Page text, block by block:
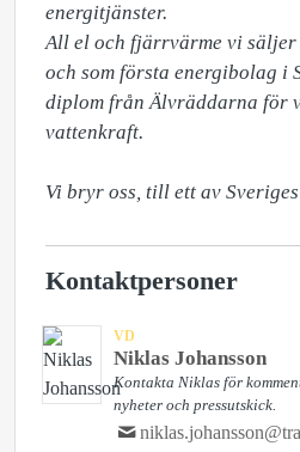
energitjänster.
All el och fjärrvärme vi
och som första energibolag i
diplom från Älvräddarna för
vattenkraft.
Vi bryr oss, till ett av
Kontaktpersoner
VD
Niklas Johansson
Kontakta Niklas för
nyheter och pressutskick.